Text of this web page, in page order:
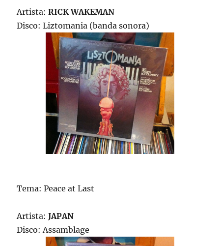
Artista:RICK WAKEMAN
Disco: Liztomania (banda sonora)
Tema: Peace at Last
Artista:JAPAN
Disco: Assamblage